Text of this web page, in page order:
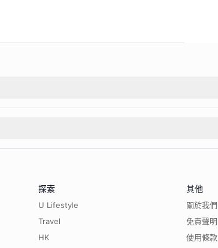
探索
U Lifestyle
Travel
HK
其他
關於我們
免責聲明
使用條款